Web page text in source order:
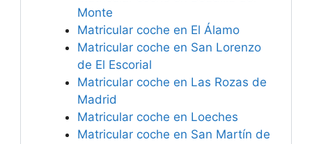
Monte
Matricular coche en El Álamo
Matricular coche en San Lorenzo
de El Escorial
Matricular coche en Las Rozas de
Madrid
Matricular coche en Loeches
Matricular coche en San Martín de